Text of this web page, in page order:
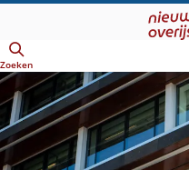
hoofdinhoud
Zoeken